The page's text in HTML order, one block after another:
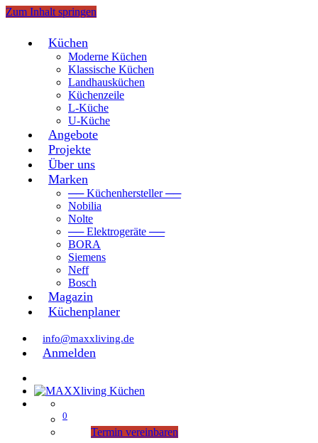
Zum Inhalt springen
Küchen
Moderne Küchen
Klassische Küchen
Landhausküchen
Küchenzeile
L-Küche
U-Küche
Angebote
Projekte
Über uns
Marken
── Küchenhersteller ──
Nobilia
Nolte
── Elektrogeräte ──
BORA
Siemens
Neff
Bosch
Magazin
Küchenplaner
info@maxxliving.de
Anmelden
0
Termin vereinbaren